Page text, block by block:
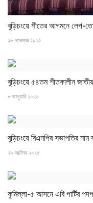
বুড়িচংয়ে শীতের আগমনে লেপ-
১৮ নভেম্বর ২০২৫
বুড়িচংয়ে ৫৪তম শীতকালীন
৮ জানুয়ারি ২০২৬
বুড়িচংয়ে বিএনপির সভাপতির
২৯ অক্টোবর ২০২৫
কুমিল্লা-৫ আসনে এবি পার্টির